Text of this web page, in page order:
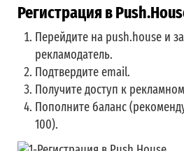
Регистрация в
Перейдите на push.house и
рекламодатель.
Подтвердите email.
Получите доступ к
Пополните баланс
100).